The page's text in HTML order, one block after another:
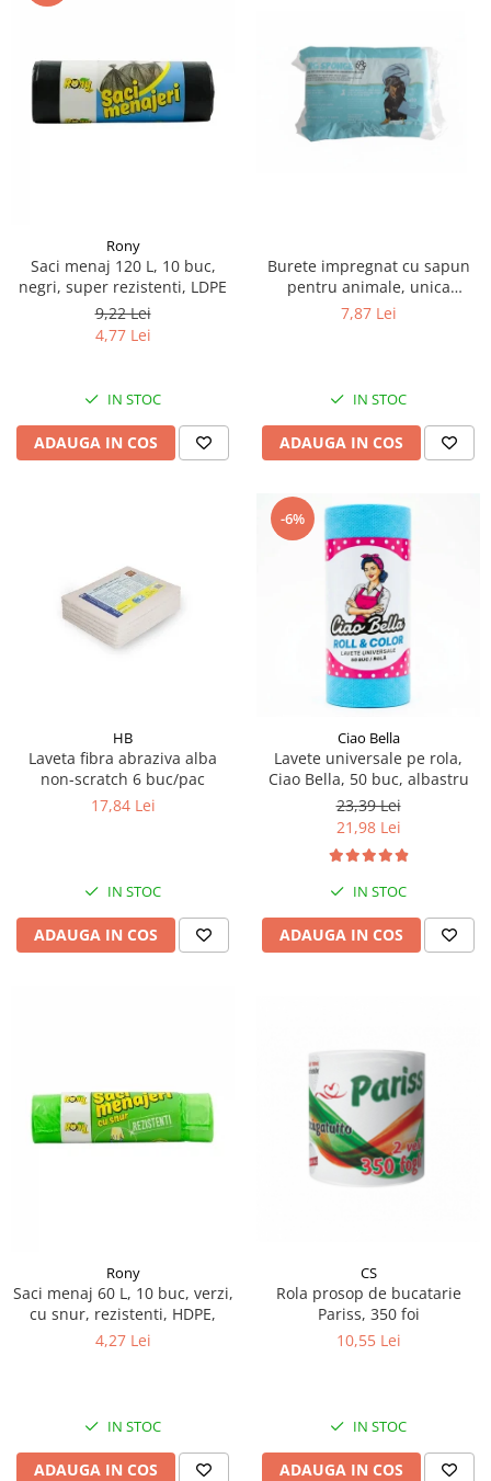
Rony
Saci menaj 120 L, 10 buc,
negri, super rezistenti, LDPE
9,22 Lei
4,77 Lei
IN STOC
ADAUGA IN COS
Burete impregnat cu sapun
pentru animale, unica
folosinta,10 buc/ pachet
7,87 Lei
IN STOC
ADAUGA IN COS
HB
Laveta fibra abraziva alba
non-scratch 6 buc/pac
17,84 Lei
IN STOC
ADAUGA IN COS
-6%
Ciao Bella
Lavete universale pe rola,
Ciao Bella, 50 buc, albastru
23,39 Lei
21,98 Lei
IN STOC
ADAUGA IN COS
Rony
Saci menaj 60 L, 10 buc, verzi,
cu snur, rezistenti, HDPE,
4,27 Lei
IN STOC
ADAUGA IN COS
CS
Rola prosop de bucatarie
Pariss, 350 foi
10,55 Lei
IN STOC
ADAUGA IN COS